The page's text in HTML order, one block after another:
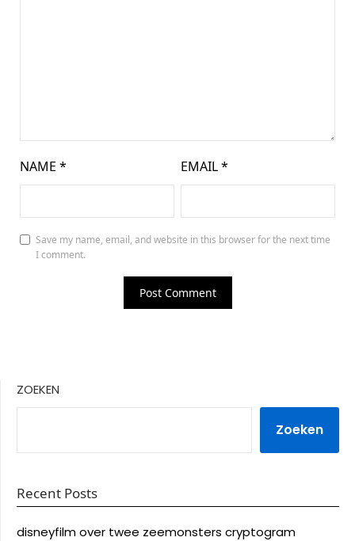
NAME * EMAIL*
Save my name, email, and website in this browser for the next time
I comment.
ZOEKEN
Zoeken
Recent Posts
disneyfilm over twee zeemonsters cryptogram